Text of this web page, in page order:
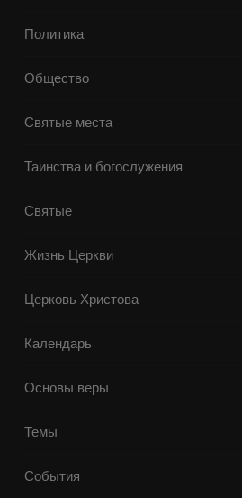
Политика
Общество
Святые места
Таинства и богослужения
Святые
Жизнь Церкви
Церковь Христова
Календарь
Основы веры
Темы
События